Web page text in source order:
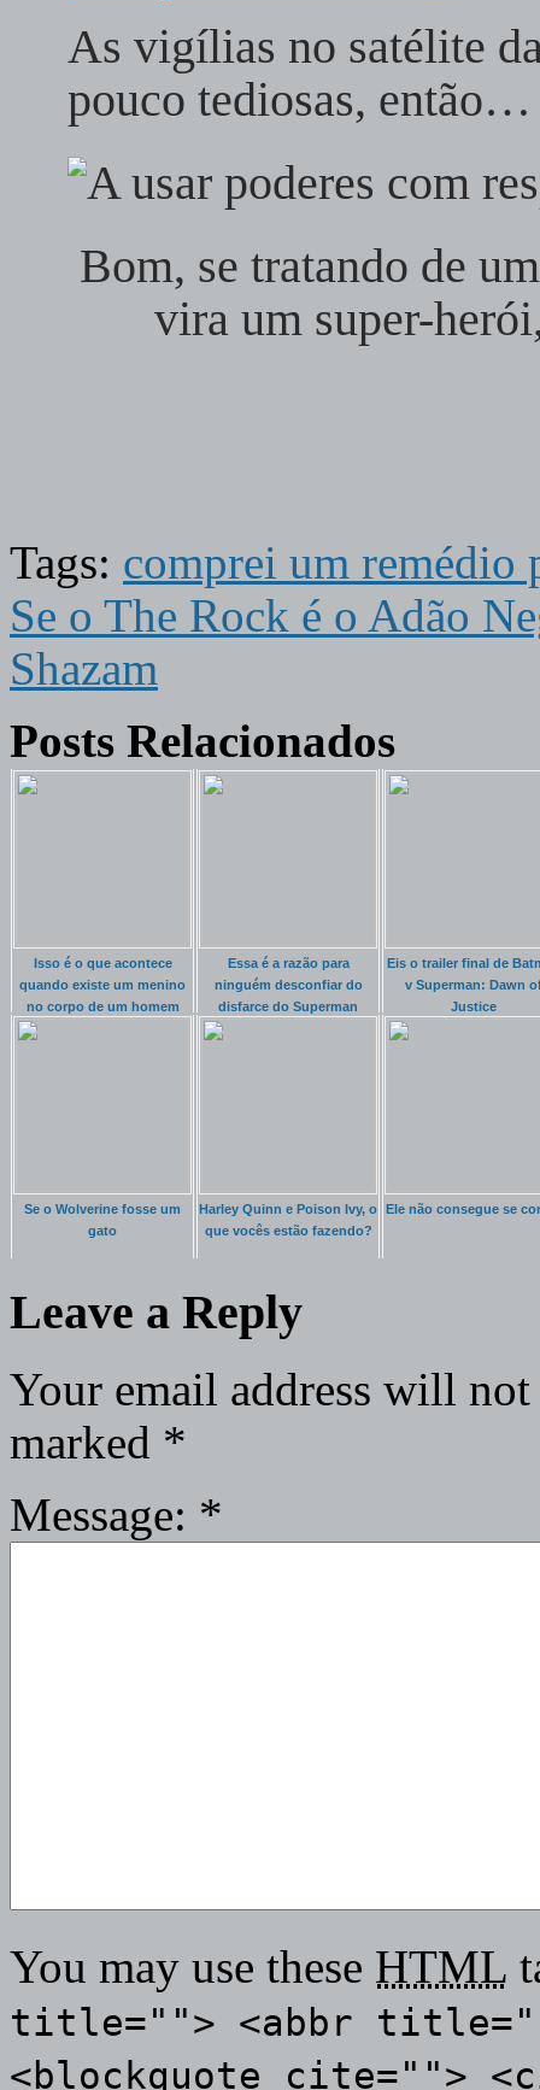
As vigílias no satélite
pouco tediosas, então…
Bom, se tratando de
vira um super-
Tags: comprei um remédio
Se o The Rock é o Adão
Shazam
Posts Relacionados
Isso é o que acontece
quando existe um menino
no corpo de um homem
Essa é a razão para
ninguém desconfiar do
disfarce do Superman
Eis o trailer final de
v Superman: Dawn
Justice
Se o Wolverine fosse um
gato
Harley Quinn e Poison Ivy, o
que vocês estão fazendo?
Ele não consegue se
Leave a Reply
Your email address will
marked *
Message: *
You may use these HTML
title=""> <abbr
<blockquote cite="">